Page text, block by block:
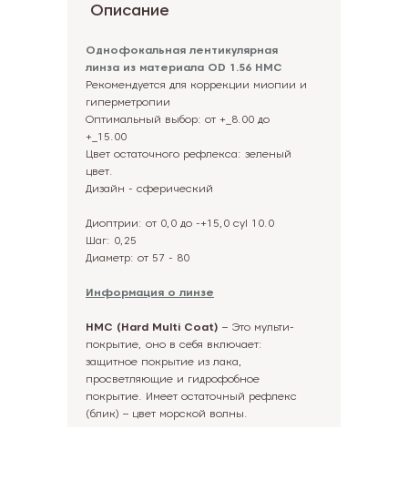
Однофокальная лентикулярная
линза из материала OD 1.56 HMC
Рекомендуется для коррекции миопии и
гиперметропии
Оптимальный выбор: от +_8.00 до
+_15.00
Цвет остаточного рефлекса: зеленый
цвет.
Дизайн - cферический
Диоптрии: от 0,0 до -+15,0 cyl 10.0
Шаг: 0,25
Диаметр: от 57 - 80
Информация о линзе
HMC (Hard Multi Coat) – Это мульти-
покрытие, оно в себя включает:
защитное покрытие из лака,
просветляющие и гидрофобное
покрытие. Имеет остаточный рефлекс
(блик) – цвет морской волны.
Описание